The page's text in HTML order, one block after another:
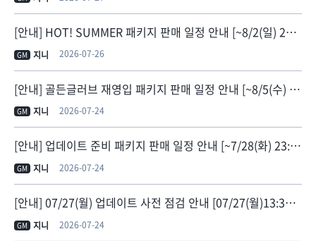
[안내] HOT! SUMMER 패키지 판매 일정 안내 [~8/2(일) 23:59]
GM 지니 2026-07-26
[안내] 골든글러브 재영입 패키지 판매 일정 안내 [~8/5(수) 23:59]
GM 지니 2026-07-24
[안내] 업데이트 준비 패키지 판매 일정 안내 [~7/28(화) 23:59]
GM 지니 2026-07-24
[안내] 07/27(월) 업데이트 사전 점검 안내 [07/27(월)13:30 점검 종료]
GM 지니 2026-07-24